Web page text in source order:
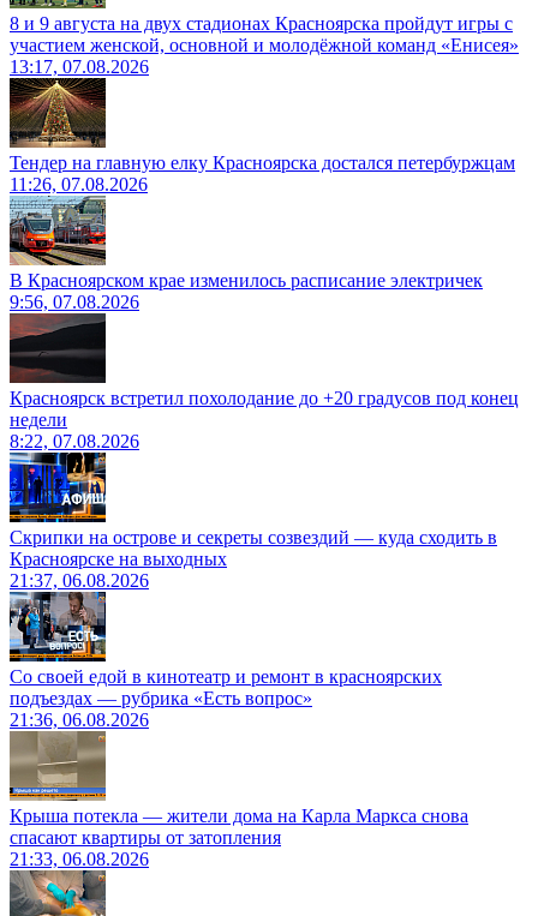
8 и 9 августа на двух стадионах Красноярска пройдут игры с
участием женской, основной и молодёжной команд «Енисея»
13:17, 07.08.2026
Тендер на главную елку Красноярска достался петербуржцам
11:26, 07.08.2026
В Красноярском крае изменилось расписание электричек
9:56, 07.08.2026
Красноярск встретил похолодание до +20 градусов под конец
недели
8:22, 07.08.2026
Скрипки на острове и секреты созвездий — куда сходить в
Красноярске на выходных
21:37, 06.08.2026
Со своей едой в кинотеатр и ремонт в красноярских
подъездах — рубрика «Есть вопрос»
21:36, 06.08.2026
Крыша потекла — жители дома на Карла Маркса снова
спасают квартиры от затопления
21:33, 06.08.2026